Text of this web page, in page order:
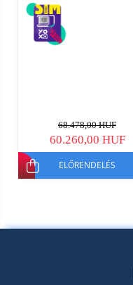
68.478,00 HUF
60.260,00 HUF
ELŐRENDELÉS